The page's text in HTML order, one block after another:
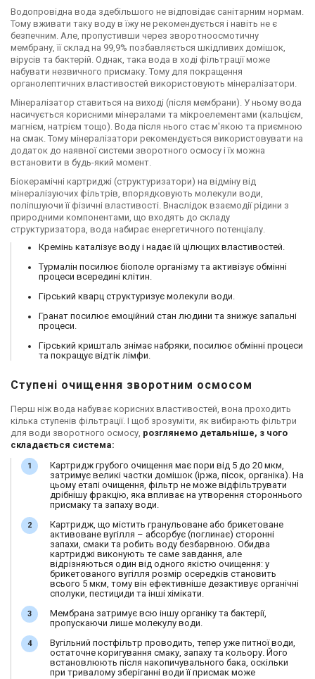
Водопровідна вода здебільшого не відповідає санітарним нормам.
Тому вживати таку воду в їжу не рекомендується і навіть не є
безпечним. Але, пропустивши через зворотноосмотичну
мембрану, її склад на 99,9% позбавляється шкідливих домішок,
вірусів та бактерій. Однак, така вода в ході фільтрації може
набувати незвичного присмаку. Тому для покращення
органолептичних властивостей використовують мінералізатори.
Мінералізатор ставиться на виході (після мембрани). У ньому вода
насичується корисними мінералами та мікроелементами (кальцієм,
магнієм, натрієм тощо). Вода після нього стає м'якою та приємною
на смак. Тому мінералізатори рекомендується використовувати на
додаток до наявної системи зворотного осмосу і їх можна
встановити в будь-який момент.
Біокерамічні картриджі (структуризатори) на відміну від
мінералізуючих фільтрів, впорядковують молекули води,
поліпшуючи її фізичні властивості. Внаслідок взаємодії рідини з
природними компонентами, що входять до складу
структуризатора, вода набирає енергетичного потенціалу.
Кремінь каталізує воду і надає їй цілющих властивостей.
Турмалін посилює біополе організму та активізує обмінні
процеси всередині клітин.
Гірський кварц структуризує молекули води.
Гранат посилює емоційний стан людини та знижує запальні
процеси.
Гірський кришталь знімає набряки, посилює обмінні процеси
та покращує відтік лімфи.
Ступені очищення зворотним осмосом
Перш ніж вода набуває корисних властивостей, вона проходить
кілька ступенів фільтрації. І щоб зрозуміти, як вибирають фільтри
для води зворотного осмосу, розглянемо детальніше, з чого
складається система:
Картридж грубого очищення має пори від 5 до 20 мкм,
затримує великі частки домішок (іржа, пісок, органіка). На
цьому етапі очищення, фільтр не може відфільтрувати
дрібнішу фракцію, яка впливає на утворення стороннього
присмаку та запаху води.
Картридж, що містить гранульоване або брикетоване
активоване вугілля – абсорбує (поглинає) сторонні
запахи, смаки та робить воду безбарвною. Обидва
картриджі виконують те саме завдання, але
відрізняються один від одного якістю очищення: у
брикетованого вугілля розмір осередків становить
всього 5 мкм, тому він ефективніше дезактивує органічні
сполуки, пестициди та інші хімікати.
Мембрана затримує всю іншу органіку та бактерії,
пропускаючи лише молекулу води.
Вугільний постфільтр проводить, тепер уже питної води,
остаточне коригування смаку, запаху та кольору. Його
встановлюють після накопичувального бака, оскільки
при тривалому зберіганні води її присмак може